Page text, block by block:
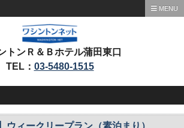
MENU
トンＲ＆Ｂホテル蒲田東口
TEL： 03-5480-1515